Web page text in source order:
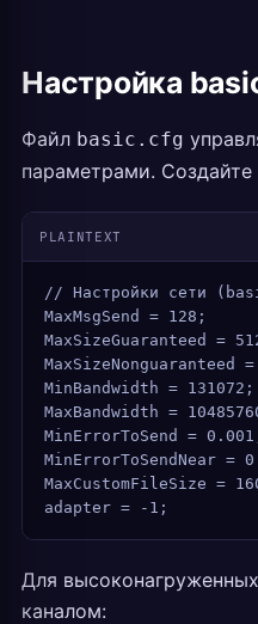
Настройка
Файл basic.cfg
параметрами. Создайте
PLAINTEXT
// Настройки сети
MaxMsgSend = 128;
MaxSizeGuaranteed =
MaxSizeNonguaranteed
MinBandwidth =
MaxBandwidth =
MinErrorToSend =
MinErrorToSendNear =
MaxCustomFileSize =
adapter = -1;
Для
каналом: